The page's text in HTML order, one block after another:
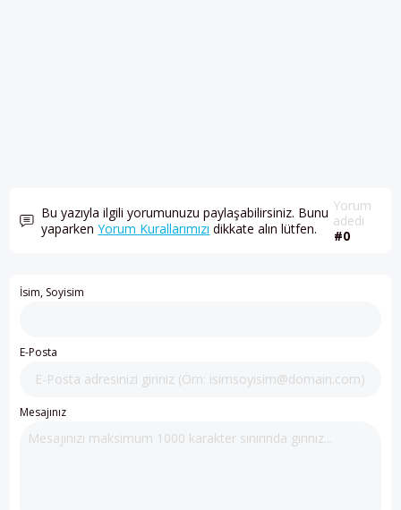
Bu yazıyla ilgili yorumunuzu paylaşabilirsiniz. Bunu
yaparkenYorum Kurallarımızı dikkate alın lütfen.
Yorum
adedi
#0
İsim, Soyisim
E-Posta
Mesajınız